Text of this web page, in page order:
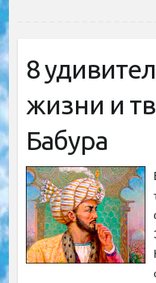
8
жизни и
Бабура